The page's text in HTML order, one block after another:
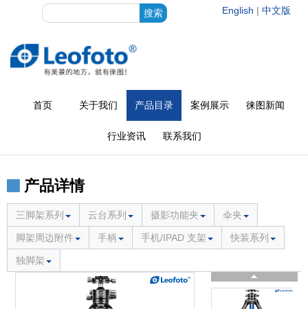
English | 中文版
首页 关于我们 产品目录 案例展示 徕图新闻
行业资讯 联系我们
产品详情
三脚架系列 云台系列 摄影功能夹 伞夹
脚架周边附件 手柄 手机/IPAD 支架 快装系列
独脚架